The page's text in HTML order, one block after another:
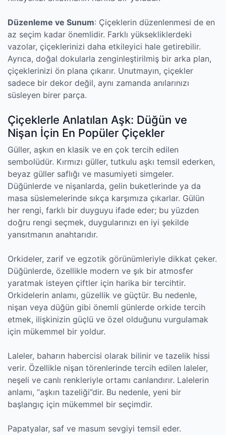
Düzenleme ve Sunum: Çiçeklerin düzenlenmesi de en
az seçim kadar önemlidir. Farklı yüksekliklerdeki
vazolar, çiçeklerinizi daha etkileyici hale getirebilir.
Ayrıca, doğal dokularla zenginleştirilmiş bir arka plan,
çiçeklerinizi ön plana çıkarır. Unutmayın, çiçekler
sadece bir dekor değil, aynı zamanda anılarınızı
süsleyen birer parça.
Çiçeklerle Anlatılan Aşk: Düğün ve
Nişan İçin En Popüler Çiçekler
Güller, aşkın en klasik ve en çok tercih edilen
sembolüdür. Kırmızı güller, tutkulu aşkı temsil ederken,
beyaz güller saflığı ve masumiyeti simgeler.
Düğünlerde ve nişanlarda, gelin buketlerinde ya da
masa süslemelerinde sıkça karşımıza çıkarlar. Gülün
her rengi, farklı bir duyguyu ifade eder; bu yüzden
doğru rengi seçmek, duygularınızı en iyi şekilde
yansıtmanın anahtarıdır.
Orkideler, zarif ve egzotik görünümleriyle dikkat çeker.
Düğünlerde, özellikle modern ve şık bir atmosfer
yaratmak isteyen çiftler için harika bir tercihtir.
Orkidelerin anlamı, güzellik ve güçtür. Bu nedenle,
nişan veya düğün gibi önemli günlerde orkide tercih
etmek, ilişkinizin güçlü ve özel olduğunu vurgulamak
için mükemmel bir yoldur.
Laleler, baharın habercisi olarak bilinir ve tazelik hissi
verir. Özellikle nişan törenlerinde tercih edilen laleler,
neşeli ve canlı renkleriyle ortamı canlandırır. Lalelerin
anlamı, “aşkın tazeliği”dir. Bu nedenle, yeni bir
başlangıç için mükemmel bir seçimdir.
Papatyalar, saf ve masum sevgiyi temsil eder.